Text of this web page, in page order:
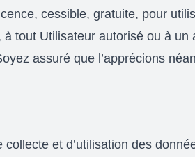
cessible, gratuite, pour
tout Utilisateur autorisé ou à
assuré que l’apprécions
et d’utilisation des